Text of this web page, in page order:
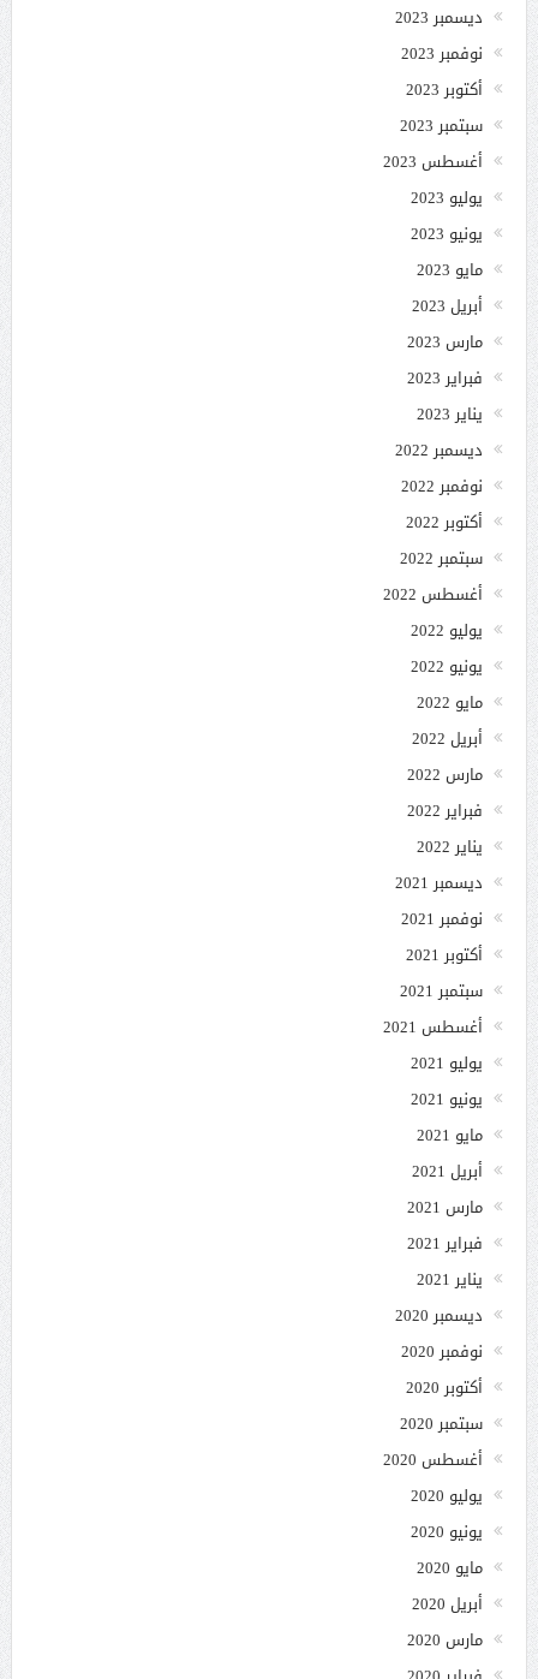
ديسمبر 2023
نوفمبر 2023
أكتوبر 2023
سبتمبر 2023
أغسطس 2023
يوليو 2023
يونيو 2023
مايو 2023
أبريل 2023
مارس 2023
فبراير 2023
يناير 2023
ديسمبر 2022
نوفمبر 2022
أكتوبر 2022
سبتمبر 2022
أغسطس 2022
يوليو 2022
يونيو 2022
مايو 2022
أبريل 2022
مارس 2022
فبراير 2022
يناير 2022
ديسمبر 2021
نوفمبر 2021
أكتوبر 2021
سبتمبر 2021
أغسطس 2021
يوليو 2021
يونيو 2021
مايو 2021
أبريل 2021
مارس 2021
فبراير 2021
يناير 2021
ديسمبر 2020
نوفمبر 2020
أكتوبر 2020
سبتمبر 2020
أغسطس 2020
يوليو 2020
يونيو 2020
مايو 2020
أبريل 2020
مارس 2020